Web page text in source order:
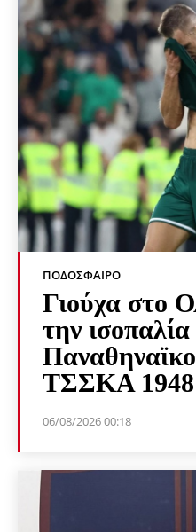
ΠΟΔΌΣΦΑΙΡΟ
Γιούχα στο
την
ΤΣΣΚΑ 1948
06/08/2026 00:18